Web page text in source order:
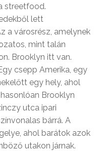
streetfood.
lett
a városrész, amelynek
mint talán
Brooklyn itt van.
csepp Amerika, egy
egy hely, ahol
Brooklyn
utca ipari
bárrá. A
ahol barátok azok
utakon járnak.